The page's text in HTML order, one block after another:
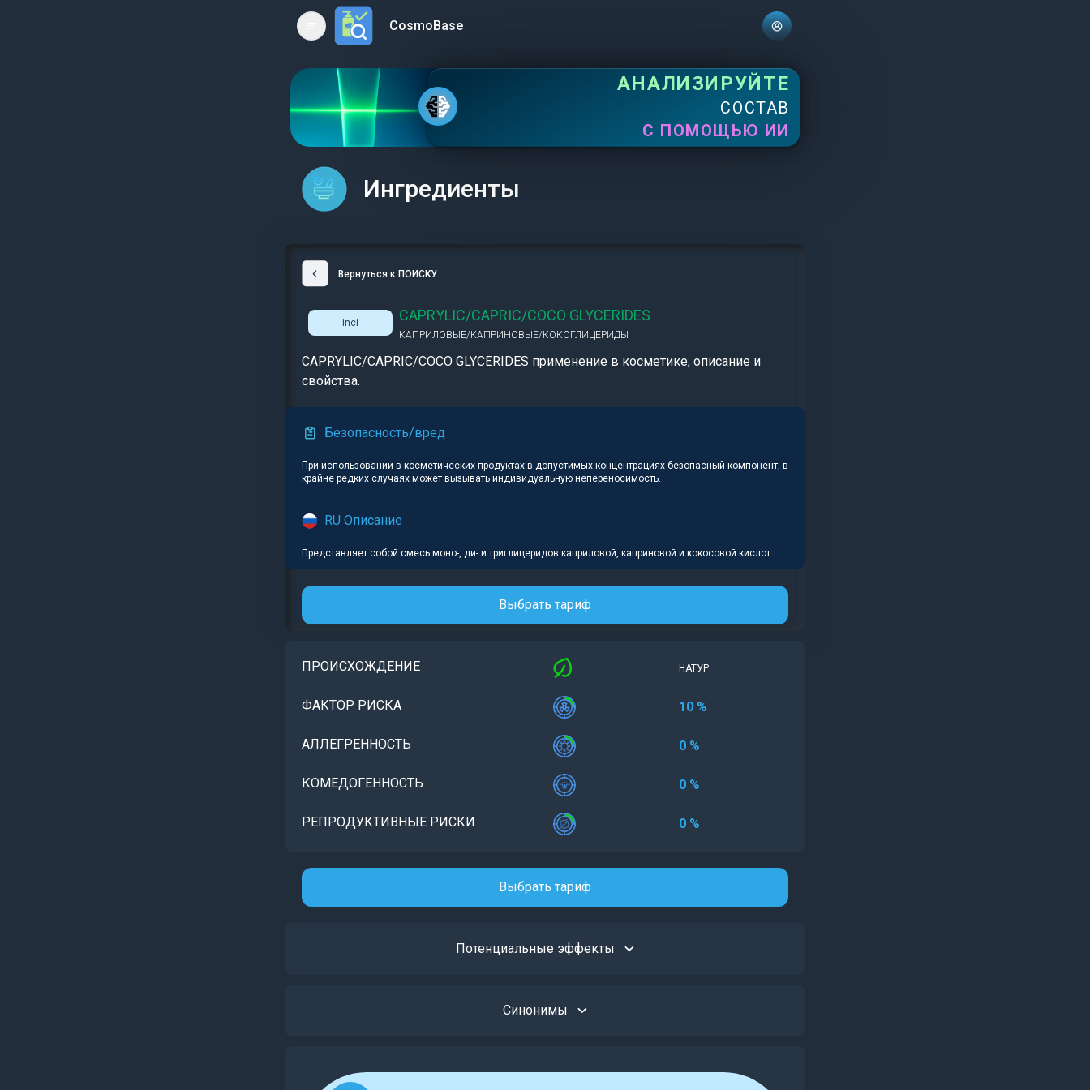
Open main menuCosmoBase
АНАЛИЗИРУЙТЕ
СОСТАВ
С ПОМОЩЬЮ ИИ
Ингредиенты
Вернуться к ПОИСКУ
inci CAPRYLIC/CAPRIC/COCO GLYCERIDES
КАПРИЛОВЫЕ/КАПРИНОВЫЕ/КОКОГЛИЦЕРИДЫ
CAPRYLIC/CAPRIC/COCO GLYCERIDES применение в косметике, описание и
свойства.
Безопасность/вред
При использовании в косметических продуктах в допустимых концентрациях безопасный компонент, в
крайне редких случаях может вызывать индивидуальную непереносимость.
RU Описание
Представляет собой смесь моно-, ди- и триглицеридов каприловой, каприновой и кокосовой кислот.
Выбрать тариф
ПРОИСХОЖДЕНИЕ НАТУР
ФАКТОР РИСКА 10 %
АЛЛЕГРЕННОСТЬ 0 %
КОМЕДОГЕННОСТЬ 0 %
РЕПРОДУКТИВНЫЕ РИСКИ 0 %
Выбрать тариф
Потенциальные эффекты
Синонимы